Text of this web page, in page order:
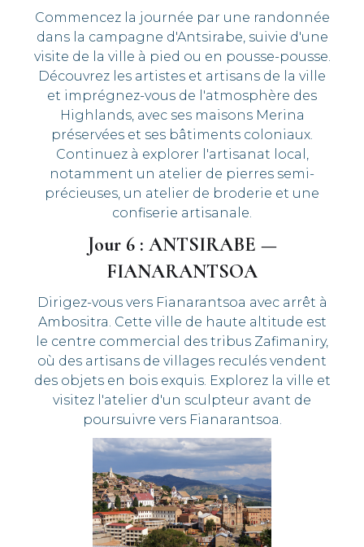
Commencez la journée par une randonnée
dans la campagne d'Antsirabe, suivie d'une
visite de la ville à pied ou en pousse-pousse.
Découvrez les artistes et artisans de la ville
et imprégnez-vous de l'atmosphère des
Highlands, avec ses maisons Merina
préservées et ses bâtiments coloniaux.
Continuez à explorer l'artisanat local,
notamment un atelier de pierres semi-
précieuses, un atelier de broderie et une
confiserie artisanale.
Jour 6 : ANTSIRABE —
FIANARANTSOA
Dirigez-vous vers Fianarantsoa avec arrêt à
Ambositra. Cette ville de haute altitude est
le centre commercial des tribus Zafimaniry,
où des artisans de villages reculés vendent
des objets en bois exquis. Explorez la ville et
visitez l'atelier d'un sculpteur avant de
poursuivre vers Fianarantsoa.